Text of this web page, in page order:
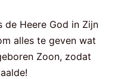
de Heere God in Zijn
alles te geven wat
Zoon, zodat